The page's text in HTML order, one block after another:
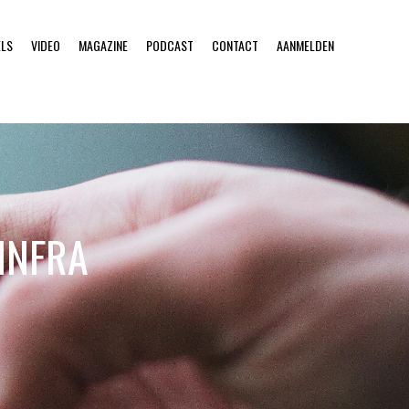
VIDEO MAGAZINE PODCAST CONTACT AANMELDEN